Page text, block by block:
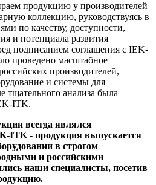
продукцию у производителей
коллекцию, руководствуясь в
по качеству, доступности,
и потенциала развития
подписанием соглашения с IEK-
проведено масштабное
производителей,
и системы для
тщательного анализа была
ITK.
всегда являлся
ITK - продукция выпускается
в строгом
и российскими
наши специалисты, посетив